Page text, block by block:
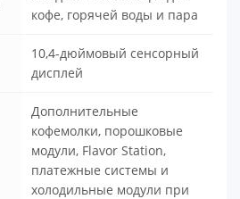
кофе, горячей воды и пара
10,4-дюймовый сенсорный
дисплей
Дополнительные
кофемолки, порошковые
модули, Flavor Station,
платежные системы и
холодильные модули при